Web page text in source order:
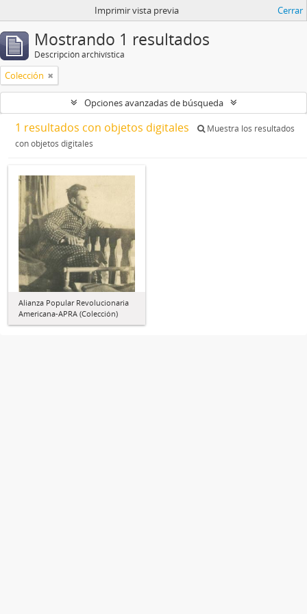
Imprimir vista previa Cerrar
Mostrando 1 resultados
Descripción archivística
Colección
Opciones avanzadas de búsqueda
1 resultados con objetos digitales
Muestra los resultados
con objetos digitales
Alianza Popular Revolucionaria
Americana-APRA (Colección)